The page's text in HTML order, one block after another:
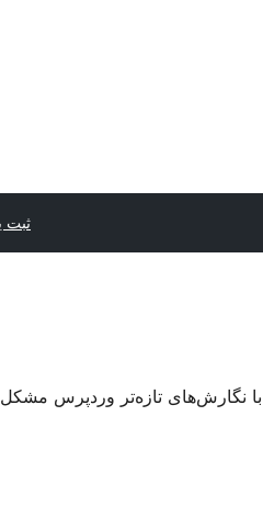
ثبت
با نگارش‌های تازه‌تر وردپرس